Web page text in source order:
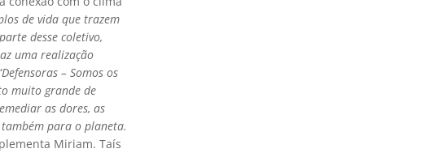
de vida que trazem
desse coletivo,
uma realização
– Somos os
muito grande de
as dores, as
para o planeta.
Miriam. Taís